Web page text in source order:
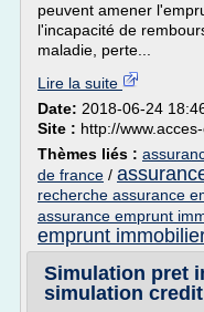
peuvent amener
l'incapacité de
maladie, perte...
Lire la suite
Date: 2018-06-24
Site : http://
Thèmes liés :
de france /
recherche assurance
assurance emprunt
emprunt
Simulation pret
simulation credit